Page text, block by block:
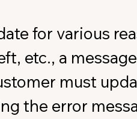
for various
etc., a
must
the error